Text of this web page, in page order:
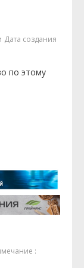
Дата создания
по этому
: